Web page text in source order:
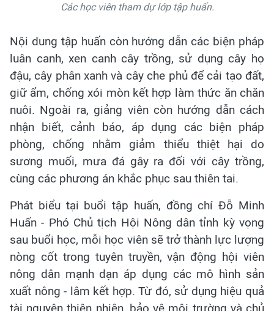
Các học viên tham dự lớp tập huấn.
Nội dung tập huấn còn hướng dẫn các biện pháp
luân canh, xen canh cây trồng, sử dụng cây họ
đậu, cây phân xanh và cây che phủ để cải tạo đất,
giữ ẩm, chống xói mòn kết hợp làm thức ăn chăn
nuôi. Ngoài ra, giảng viên còn hướng dẫn cách
nhận biết, cảnh báo, áp dụng các biện pháp
phòng, chống nhằm giảm thiểu thiệt hại do
sương muối, mưa đá gây ra đối với cây trồng,
cùng các phương án khắc phục sau thiên tai.
Phát biểu tại buổi tập huấn, đồng chí Đỗ Minh
Huấn - Phó Chủ tịch Hội Nông dân tỉnh kỳ vọng
sau buổi học, mỗi học viên sẽ trở thành lực lượng
nòng cốt trong tuyên truyền, vận động hội viên
nông dân mạnh dạn áp dụng các mô hình sản
xuất nông - lâm kết hợp. Từ đó, sử dụng hiệu quả